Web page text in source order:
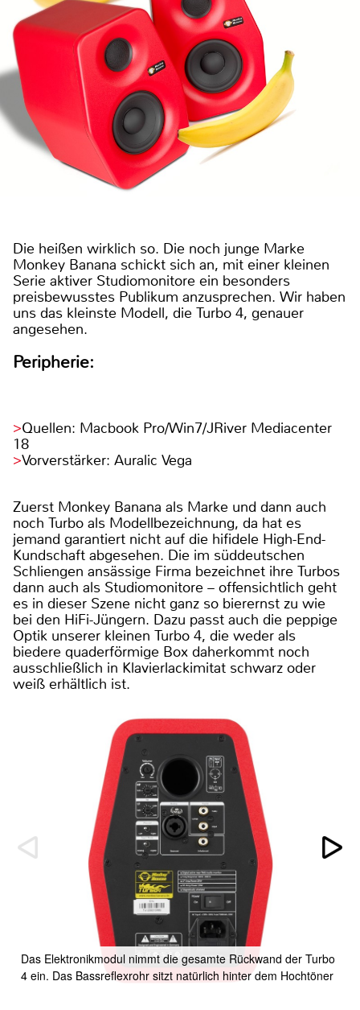
Die heißen wirklich so. Die noch junge Marke
Monkey Banana schickt sich an, mit einer kleinen
Serie aktiver Studiomonitore ein besonders
preisbewusstes Publikum anzusprechen. Wir haben
uns das kleinste Modell, die Turbo 4, genauer
angesehen.
Peripherie:
Quellen: Macbook Pro/Win7/JRiver Mediacenter
18
Vorverstärker: Auralic Vega
Zuerst Monkey Banana als Marke und dann auch
noch Turbo als Modellbezeichnung, da hat es
jemand garantiert nicht auf die hifidele High-End-
Kundschaft abgesehen. Die im süddeutschen
Schliengen ansässige Firma bezeichnet ihre Turbos
dann auch als Studiomonitore – offensichtlich geht
es in dieser Szene nicht ganz so bierernst zu wie
bei den HiFi-Jüngern. Dazu passt auch die peppige
Optik unserer kleinen Turbo 4, die weder als
biedere quaderförmige Box daherkommt noch
ausschließlich in Klavierlackimitat schwarz oder
weiß erhältlich ist.
Das Elektronikmodul nimmt die gesamte Rückwand der Turbo
4 ein. Das Bassreflexrohr sitzt natürlich hinter dem Hochtöner